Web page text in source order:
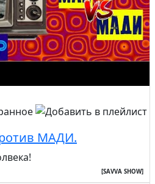
МАДИ.
[SAVVA SHOW]